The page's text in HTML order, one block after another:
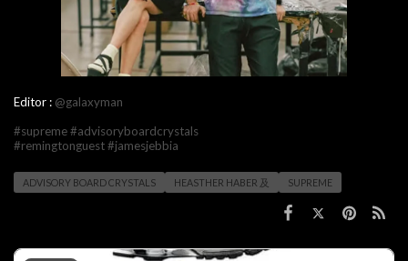
Editor : @galaxyman
#supreme#advisoryboardcrystals
#remingtonguest#jamesjebbia
ADVISORY BOARD CRYSTALS HEASTHER HABER 及 SUPREME